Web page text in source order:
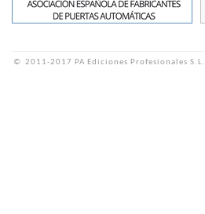
© 2011-2017 PA Ediciones Profesionales S.L.